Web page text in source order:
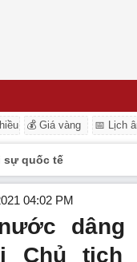
💰 Giá vàng 📅 Lịch
sự quốc tế
04:02 PM
dâng
Chủ tịch